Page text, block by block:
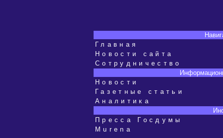
Главная
Новости сайта
Сотрудничество
Новости
Газетные статьи
Аналитика
Пресса Госдумы
Murena